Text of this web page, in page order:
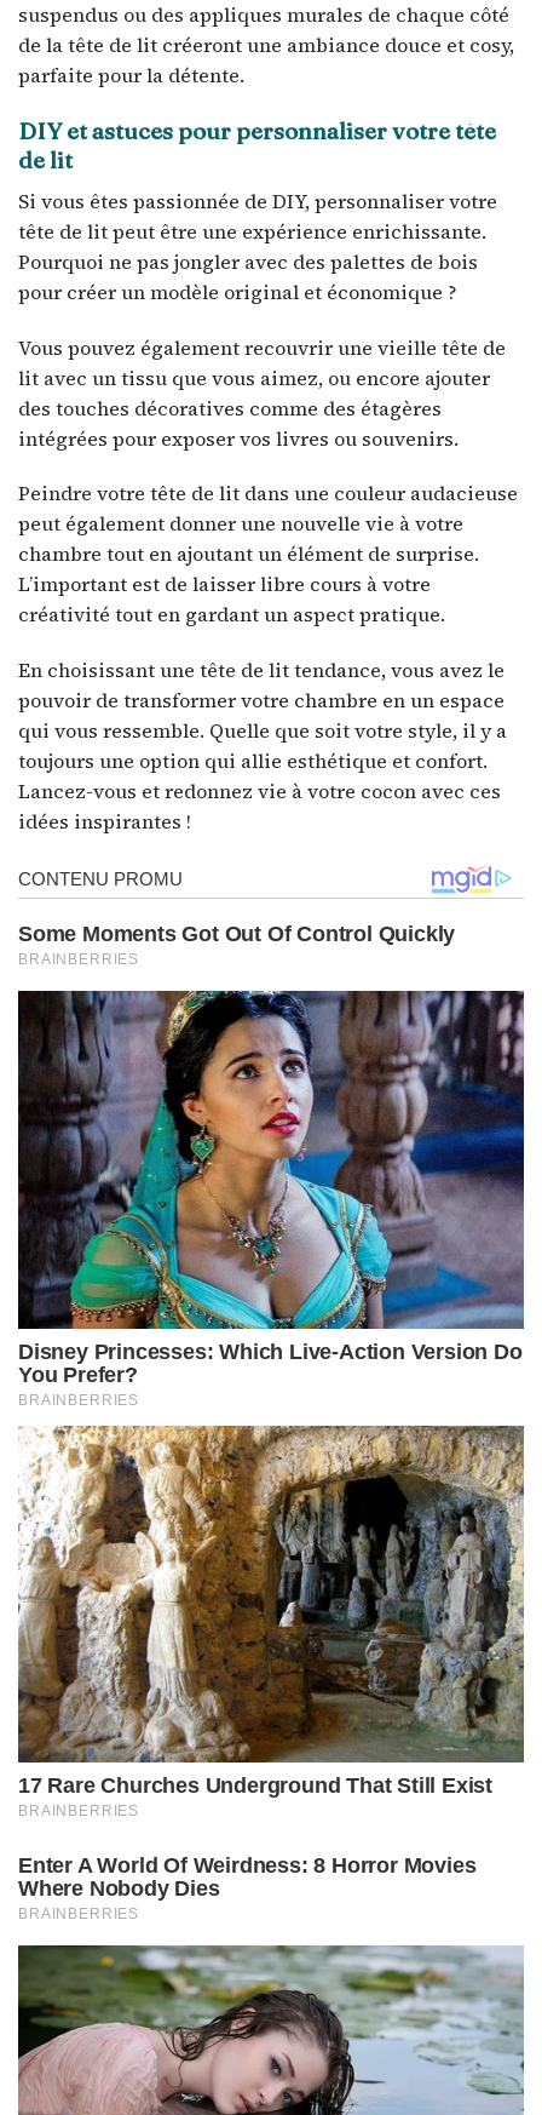
suspendus ou des appliques murales de chaque côté
de la tête de lit créeront une ambiance douce et cosy,
parfaite pour la détente.
DIY et astuces pour personnaliser votre tête
de lit
Si vous êtes passionnée de DIY, personnaliser votre
tête de lit peut être une expérience enrichissante.
Pourquoi ne pas jongler avec des palettes de bois
pour créer un modèle original et économique ?
Vous pouvez également recouvrir une vieille tête de
lit avec un tissu que vous aimez, ou encore ajouter
des touches décoratives comme des étagères
intégrées pour exposer vos livres ou souvenirs.
Peindre votre tête de lit dans une couleur audacieuse
peut également donner une nouvelle vie à votre
chambre tout en ajoutant un élément de surprise.
L’important est de laisser libre cours à votre
créativité tout en gardant un aspect pratique.
En choisissant une tête de lit tendance, vous avez le
pouvoir de transformer votre chambre en un espace
qui vous ressemble. Quelle que soit votre style, il y a
toujours une option qui allie esthétique et confort.
Lancez-vous et redonnez vie à votre cocon avec ces
idées inspirantes !